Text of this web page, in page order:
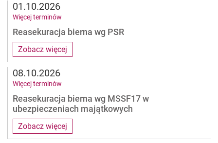
Zobacz więcej
Reasekuracja bierna wg PSR
01.10.2026
Więcej terminów
Zobacz więcej
Reasekuracja bierna wg MSSF17 w
ubezpieczeniach majątkowych
08.10.2026
Więcej terminów